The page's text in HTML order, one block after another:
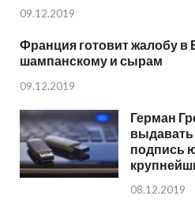
09.12.2019
Франция готовит жалобу в
шампанскому и сырам
09.12.2019
Герман
подпись
08.12.2019